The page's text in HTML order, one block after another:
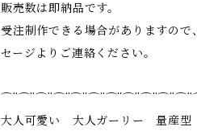
販売数は即納品です。
受注制作できる場合がありますので
セージよりご連絡ください。
大人可愛い 大人ガーリー 量産